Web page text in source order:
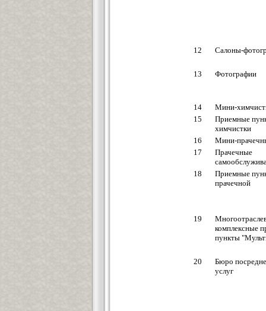
12 Салоны-
13 Фотографии
14
Мини-
15
Приемные
химчистки
16
Мини-
17
Прачечные
18
Приемные
прачечной
19
комплексные
пункты
20
Бюро
услуг